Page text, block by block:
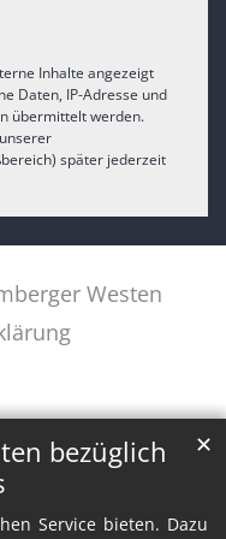
bezüglich
Service bieten. Dazu
✕
Inhalte angezeigt
Daten, IP-Adresse und
übermittelt werden.
später jederzeit
Westen